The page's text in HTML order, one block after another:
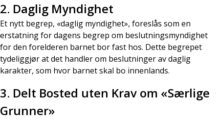
2. Daglig Myndighet
Et nytt begrep, «daglig myndighet», foreslås som en
erstatning for dagens begrep om beslutningsmyndighet
for den forelderen barnet bor fast hos. Dette begrepet
tydeliggjør at det handler om beslutninger av daglig
karakter, som hvor barnet skal bo innenlands.
3. Delt Bosted uten Krav om «Særlige
Grunner»